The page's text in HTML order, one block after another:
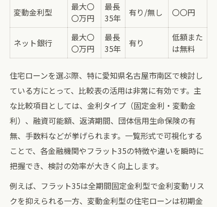
変動金利型
最大〇
〇万円
最長
35年
有り/無し 〇〇円
ネット銀行
最大〇
〇万円
最長
35年
有り
低額また
は無料
住宅ローンを選ぶ際、特に愛知県名古屋市南区で検討し
ている方にとって、比較表の活用は非常に有効です。主
な比較項目としては、金利タイプ（固定金利・変動金
利）、融資可能額、返済期間、団体信用生命保険の有
無、手数料などが挙げられます。一覧形式で可視化する
ことで、各金融機関やフラット35の特徴や違いを瞬時に
把握でき、検討の効率が大きく向上します。
例えば、フラット35は全期間固定金利型で金利変動リス
クを抑えられる一方、変動金利型の住宅ローンは初期金